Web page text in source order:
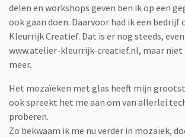
delen en workshops geven ben ik op een
ook gaan doen. Daarvoor had ik een
Kleurrijk Creatief. Dat is er nog steeds,
www.atelier-kleurrijk-creatief.nl, maar niet
meer.
Het mozaïeken met glas heeft mijn
ook spreekt het me aan om van allerlei
proberen.
Zo bekwaam ik me nu verder in mozaïek,